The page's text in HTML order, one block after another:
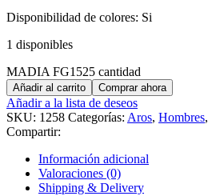
Disponibilidad de colores: Si
1 disponibles
MADIA FG1525 cantidad
Añadir al carrito Comprar ahora
Añadir a la lista de deseos
SKU: 1258 Categorías: Aros, Hombres,
Compartir:
Información adicional
Valoraciones (0)
Shipping & Delivery